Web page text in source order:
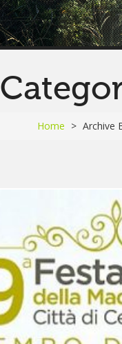
Home > Archive